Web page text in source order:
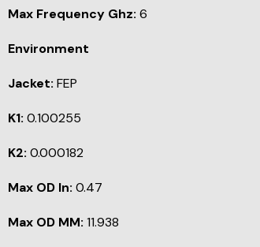
Max Frequency Ghz: 6
Environment
Jacket: FEP
K1: 0.100255
K2: 0.000182
Max OD In: 0.47
Max OD MM: 11.938